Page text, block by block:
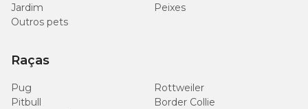
Jardim
Peixes
Outros pets
Raças
Pug
Rottweiler
Pitbull
Border Collie